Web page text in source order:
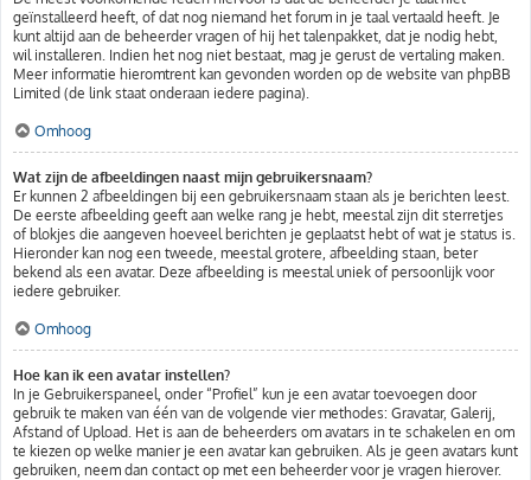
geïnstalleerd heeft, of dat nog niemand het forum in je taal vertaald heeft. Je
kunt altijd aan de beheerder vragen of hij het talenpakket, dat je nodig hebt,
wil installeren. Indien het nog niet bestaat, mag je gerust de vertaling maken.
Meer informatie hieromtrent kan gevonden worden op de website van phpBB
Limited (de link staat onderaan iedere pagina).
Omhoog
Wat zijn de afbeeldingen naast mijn gebruikersnaam?
Er kunnen 2 afbeeldingen bij een gebruikersnaam staan als je berichten leest.
De eerste afbeelding geeft aan welke rang je hebt, meestal zijn dit sterretjes
of blokjes die aangeven hoeveel berichten je geplaatst hebt of wat je status is.
Hieronder kan nog een tweede, meestal grotere, afbeelding staan, beter
bekend als een avatar. Deze afbeelding is meestal uniek of persoonlijk voor
iedere gebruiker.
Omhoog
Hoe kan ik een avatar instellen?
In je Gebruikerspaneel, onder “Profiel” kun je een avatar toevoegen door
gebruik te maken van één van de volgende vier methodes: Gravatar, Galerij,
Afstand of Upload. Het is aan de beheerders om avatars in te schakelen en om
te kiezen op welke manier je een avatar kan gebruiken. Als je geen avatars kunt
gebruiken, neem dan contact op met een beheerder voor je vragen hierover.